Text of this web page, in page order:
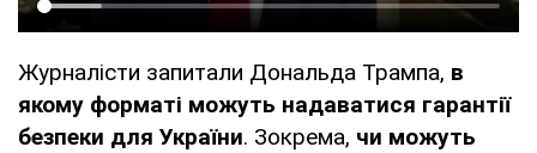
Журналісти запитали Дональда Трампа, в
якому форматі можуть надаватися гарантії
безпеки для України. Зокрема, чи можуть